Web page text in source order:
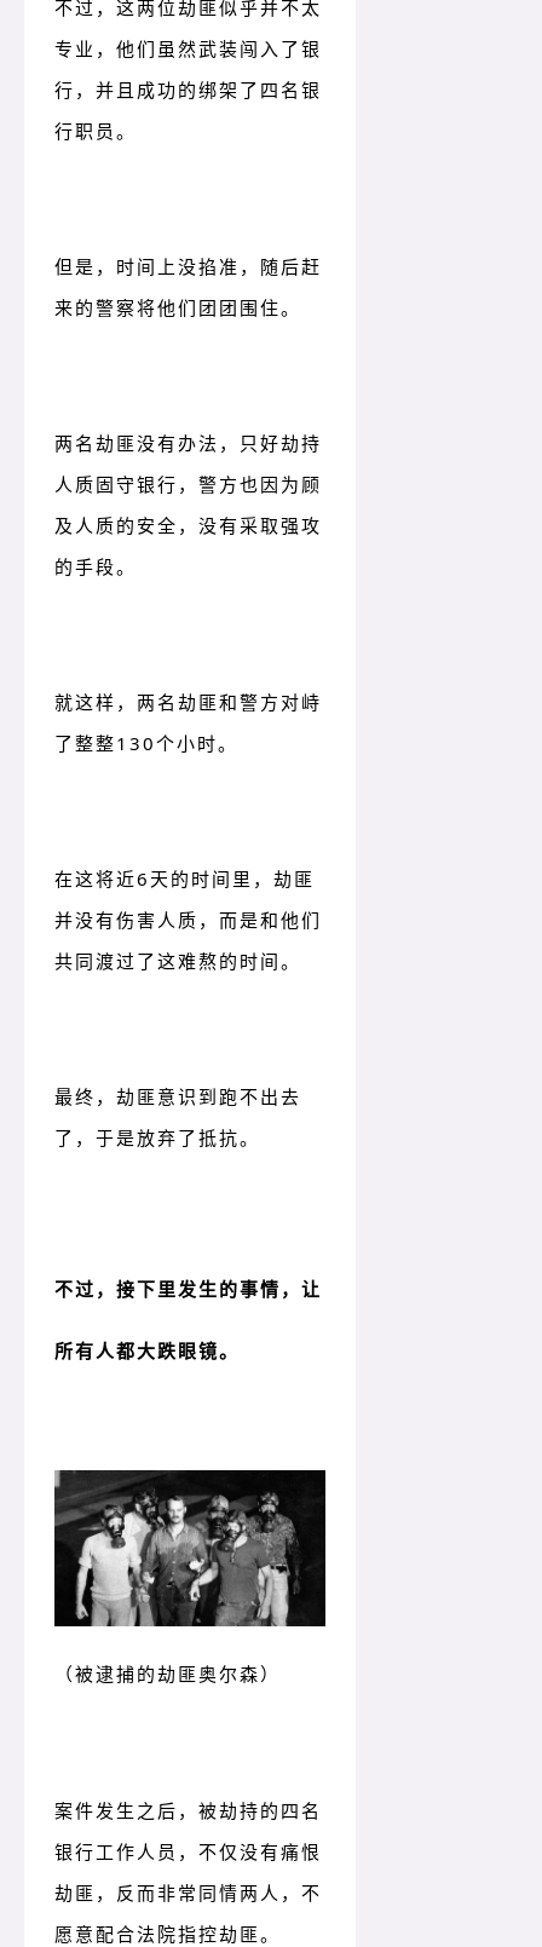
不过，这两位劫匪似乎并不太
专业，他们虽然武装闯入了银
行，并且成功的绑架了四名银
行职员。
但是，时间上没掐准，随后赶
来的警察将他们团团围住。
两名劫匪没有办法，只好劫持
人质固守银行，警方也因为顾
及人质的安全，没有采取强攻
的手段。
就这样，两名劫匪和警方对峙
了整整130个小时。
在这将近6天的时间里，劫匪
并没有伤害人质，而是和他们
共同渡过了这难熬的时间。
最终，劫匪意识到跑不出去
了，于是放弃了抵抗。
不过，接下里发生的事情，让
所有人都大跌眼镜。
（被逮捕的劫匪奥尔森）
案件发生之后，被劫持的四名
银行工作人员，不仅没有痛恨
劫匪，反而非常同情两人，不
愿意配合法院指控劫匪。